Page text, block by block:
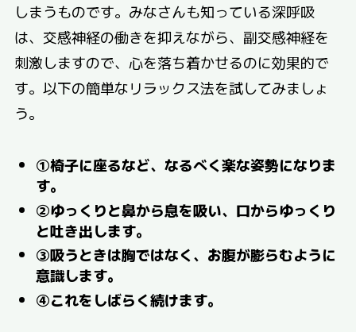
しまうものです。みなさんも知っている深呼吸
は、交感神経の働きを抑えながら、副交感神経を
刺激しますので、心を落ち着かせるのに効果的で
す。以下の簡単なリラックス法を試してみましょ
う。
①椅子に座るなど、なるべく楽な姿勢になりま
す。
②ゆっくりと鼻から息を吸い、口からゆっくり
と吐き出します。
③吸うときは胸ではなく、お腹が膨らむように
意識します。
④これをしばらく続けます。